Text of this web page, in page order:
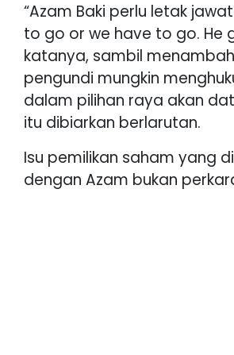
“Azam Baki perlu letak
to go or we have to go. He
katanya, sambil
pengundi mungkin
dalam pilihan raya akan
itu dibiarkan berlarutan.
Isu pemilikan saham yang
dengan Azam bukan